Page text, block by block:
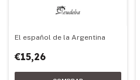
El español de la Argentina
€15,26